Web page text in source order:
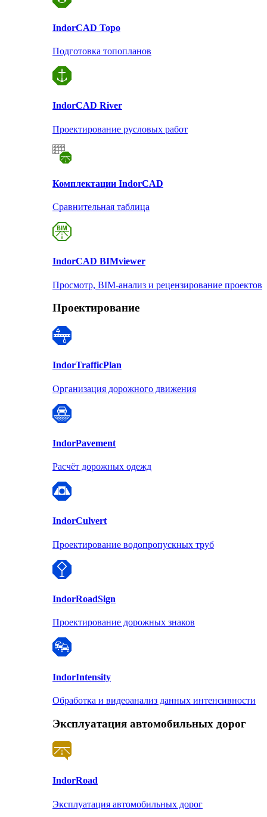
IndorCAD Topo
Подготовка топопланов
IndorCAD River
Проектирование русловых работ
Комплектации IndorCAD
Сравнительная таблица
IndorCAD BIMviewer
Просмотр, BIM-анализ и рецензирование проектов
Проектирование
IndorTrafficPlan
Организация дорожного движения
IndorPavement
Расчёт дорожных одежд
IndorCulvert
Проектирование водопропускных труб
IndorRoadSign
Проектирование дорожных знаков
IndorIntensity
Обработка и видеоанализ данных интенсивности
Эксплуатация автомобильных дорог
IndorRoad
Эксплуатация автомобильных дорог